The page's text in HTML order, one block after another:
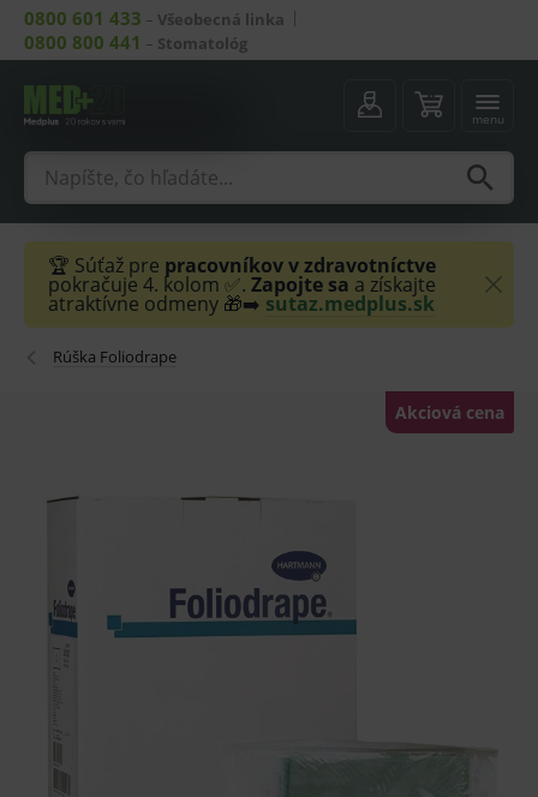
0800 601 433 – Všeobecná linka
0800 800 441 – Stomatológ
menu
🏆 Súťaž pre pracovníkov v zdravotníctve
pokračuje 4. kolom ✅. Zapojte sa a získajte
atraktívne odmeny 🎁➡️ sutaz.medplus.sk
Rúška Foliodrape
Akciová cena